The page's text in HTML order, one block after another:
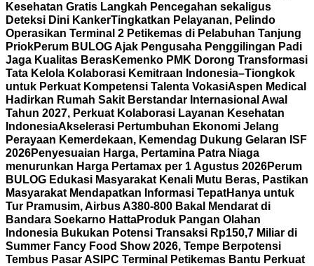
Kesehatan Gratis Langkah Pencegahan sekaligus
Deteksi Dini KankerTingkatkan Pelayanan, Pelindo
Operasikan Terminal 2 Petikemas di Pelabuhan Tanjung
PriokPerum BULOG Ajak Pengusaha Penggilingan Padi
Jaga Kualitas BerasKemenko PMK Dorong Transformasi
Tata Kelola Kolaborasi Kemitraan Indonesia–Tiongkok
untuk Perkuat Kompetensi Talenta VokasiAspen Medical
Hadirkan Rumah Sakit Berstandar Internasional Awal
Tahun 2027, Perkuat Kolaborasi Layanan Kesehatan
IndonesiaAkselerasi Pertumbuhan Ekonomi Jelang
Perayaan Kemerdekaan, Kemendag Dukung Gelaran ISF
2026Penyesuaian Harga, Pertamina Patra Niaga
menurunkan Harga Pertamax per 1 Agustus 2026Perum
BULOG Edukasi Masyarakat Kenali Mutu Beras, Pastikan
Masyarakat Mendapatkan Informasi TepatHanya untuk
Tur Pramusim, Airbus A380-800 Bakal Mendarat di
Bandara Soekarno HattaProduk Pangan Olahan
Indonesia Bukukan Potensi Transaksi Rp150,7 Miliar di
Summer Fancy Food Show 2026, Tempe Berpotensi
Tembus Pasar AS IPC Terminal Petikemas Bantu Perkuat